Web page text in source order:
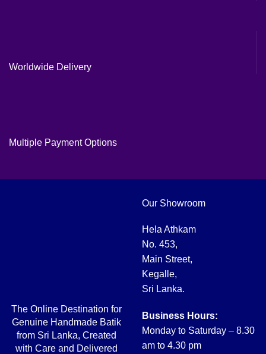
Worldwide Delivery
Multiple Payment Options
The Online Destination for
Genuine Handmade Batik
from Sri Lanka, Created
with Care and Delivered
Our Showroom
Hela Athkam
No. 453,
Main Street,
Kegalle,
Sri Lanka.
Business Hours:
Monday to Saturday – 8.30
am to 4.30 pm